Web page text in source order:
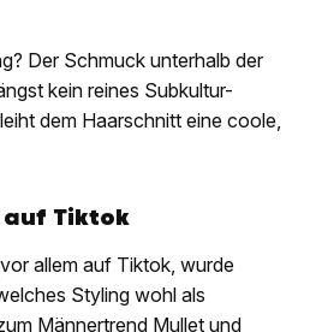
Der Schmuck unterhalb der
kein reines Subkultur-
dem Haarschnitt eine coole,
Tiktok
allem auf Tiktok, wurde
Styling wohl als
Männertrend Mullet und